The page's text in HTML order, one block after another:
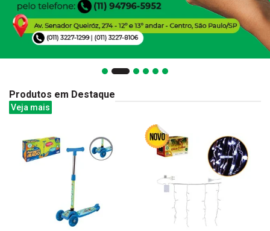
Produtos em Destaque
Veja mais